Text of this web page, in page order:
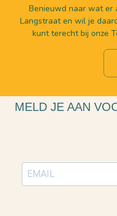
Benieuwd naar wat er
Langstraat en wil je
kunt terecht bij onze
MELD JE AAN